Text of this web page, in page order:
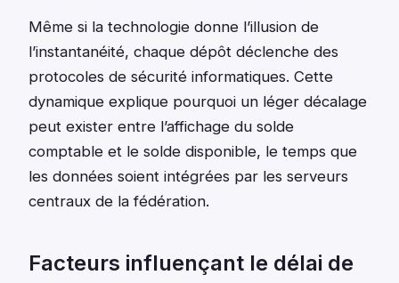
Même si la technologie donne l’illusion de
l’instantanéité, chaque dépôt déclenche des
protocoles de sécurité informatiques. Cette
dynamique explique pourquoi un léger décalage
peut exister entre l’affichage du solde
comptable et le solde disponible, le temps que
les données soient intégrées par les serveurs
centraux de la fédération.
Facteurs influençant le délai de